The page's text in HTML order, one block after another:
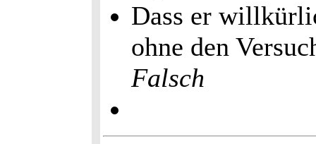
Dass er
ohne den
Falsch